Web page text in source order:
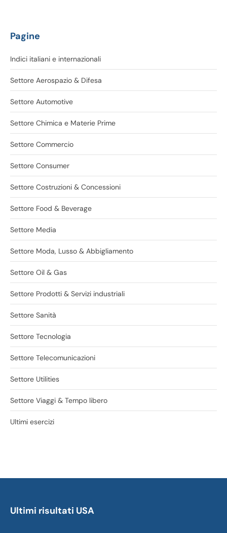
Pagine
Indici italiani e internazionali
Settore Aerospazio & Difesa
Settore Automotive
Settore Chimica e Materie Prime
Settore Commercio
Settore Consumer
Settore Costruzioni & Concessioni
Settore Food & Beverage
Settore Media
Settore Moda, Lusso & Abbigliamento
Settore Oil & Gas
Settore Prodotti & Servizi industriali
Settore Sanità
Settore Tecnologia
Settore Telecomunicazioni
Settore Utilities
Settore Viaggi & Tempo libero
Ultimi esercizi
Ultimi risultati USA